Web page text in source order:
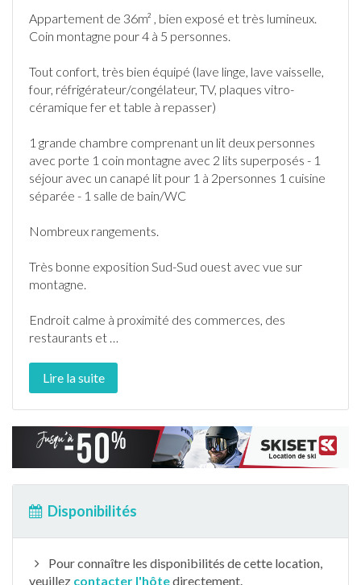
Appartement de 36m² , bien exposé et très lumineux.
Coin montagne pour 4 à 5 personnes.
Tout confort, très bien équipé (lave linge, lave vaisselle,
four, réfrigérateur/congélateur, TV, plaques vitro-
céramique fer et table à repasser)
1 grande chambre comprenant un lit deux personnes
avec porte 1 coin montagne avec 2 lits superposés - 1
séjour avec un canapé lit pour 1 à 2personnes 1 cuisine
séparée - 1 salle de bain/WC
Nombreux rangements.
Très bonne exposition Sud-Sud ouest avec vue sur
montagne.
Endroit calme à proximité des commerces, des
restaurants et …
Lire la suite
Disponibilités
Pour connaître les disponibilités de cette location,
veuillez contacter l'hôtedirectement.